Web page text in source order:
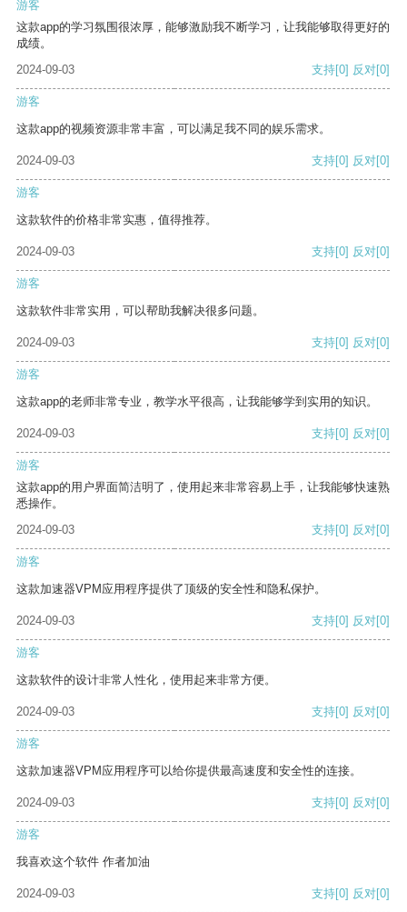
游客
这款app的学习氛围很浓厚，能够激励我不断学习，让我能够取得更好的
成绩。
2024-09-03
支持[0] 反对[0]
游客
这款app的视频资源非常丰富，可以满足我不同的娱乐需求。
2024-09-03 支持[0] 反对[0]
游客
这款软件的价格非常实惠，值得推荐。
2024-09-03 支持[0] 反对[0]
游客
这款软件非常实用，可以帮助我解决很多问题。
2024-09-03 支持[0] 反对[0]
游客
这款app的老师非常专业，教学水平很高，让我能够学到实用的知识。
2024-09-03 支持[0] 反对[0]
游客
这款app的用户界面简洁明了，使用起来非常容易上手，让我能够快速熟
悉操作。
2024-09-03
支持[0] 反对[0]
游客
这款加速器VPM应用程序提供了顶级的安全性和隐私保护。
2024-09-03 支持[0] 反对[0]
游客
这款软件的设计非常人性化，使用起来非常方便。
2024-09-03 支持[0] 反对[0]
游客
这款加速器VPM应用程序可以给你提供最高速度和安全性的连接。
2024-09-03 支持[0] 反对[0]
游客
我喜欢这个软件 作者加油
2024-09-03 支持[0] 反对[0]